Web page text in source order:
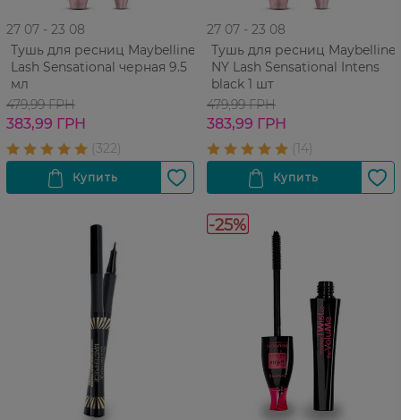
27 07 - 23 08
Тушь для ресниц Maybelline
Lash Sensational черная 9.5
мл
479,99 ГРН
383,99 ГРН
27 07 - 23 08
Тушь для ресниц Maybelline
NY Lash Sensational Intens
black 1 шт
479,99 ГРН
383,99 ГРН
-25%